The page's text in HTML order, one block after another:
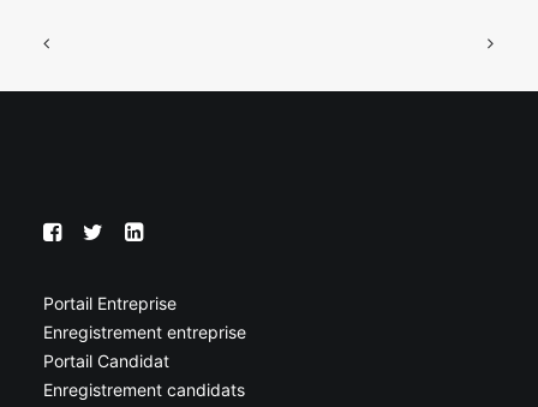
Portail Entreprise
Enregistrement entreprise
Portail Candidat
Enregistrement candidats